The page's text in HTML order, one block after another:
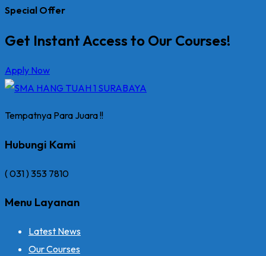
Special Offer
Get Instant Access to Our Courses!
Apply Now
Tempatnya Para Juara !!
Hubungi Kami
( 031 ) 353 7810
Menu Layanan
Latest News
Our Courses